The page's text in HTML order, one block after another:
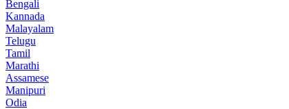
Bengali
Kannada
Malayalam
Telugu
Tamil
Marathi
Assamese
Manipuri
Odia